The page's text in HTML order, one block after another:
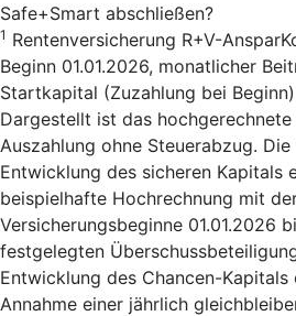
Safe+Smart abschließen?
1 Rentenversicherung R+V-
Beginn 01.01.2026, monatlicher
Startkapital (Zuzahlung bei
Dargestellt ist das
Auszahlung ohne Steuerabzug.
Entwicklung des sicheren Kapitals
beispielhafte Hochrechnung mit
Versicherungsbeginne 01.01.2026
festgelegten
Entwicklung des Chancen-
Annahme einer jährlich